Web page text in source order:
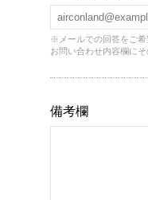
※メールでの回答をご希
お問い合わせ内容欄にそ
備考欄